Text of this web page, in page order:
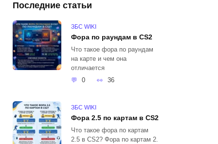
Последние статьи
ЗБС WIKI
Фора по раундам в CS2
Что такое фора по раундам
на карте и чем она
отличается
0
36
ЗБС WIKI
Фора 2.5 по картам в CS2
Что такое фора по картам
2.5 в CS2? Фора по картам 2.